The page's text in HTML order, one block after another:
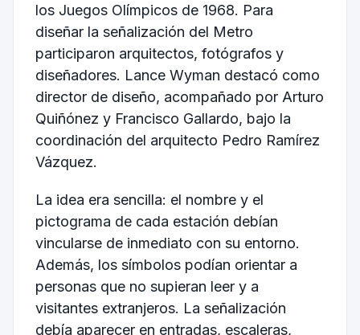
los Juegos Olímpicos de 1968. Para
diseñar la señalización del Metro
participaron arquitectos, fotógrafos y
diseñadores. Lance Wyman destacó como
director de diseño, acompañado por Arturo
Quiñónez y Francisco Gallardo, bajo la
coordinación del arquitecto Pedro Ramírez
Vázquez.
La idea era sencilla: el nombre y el
pictograma de cada estación debían
vincularse de inmediato con su entorno.
Además, los símbolos podían orientar a
personas que no supieran leer y a
visitantes extranjeros. La señalización
debía aparecer en entradas, escaleras,